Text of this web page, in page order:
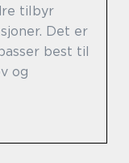
tilbyr
Det er
best til
og